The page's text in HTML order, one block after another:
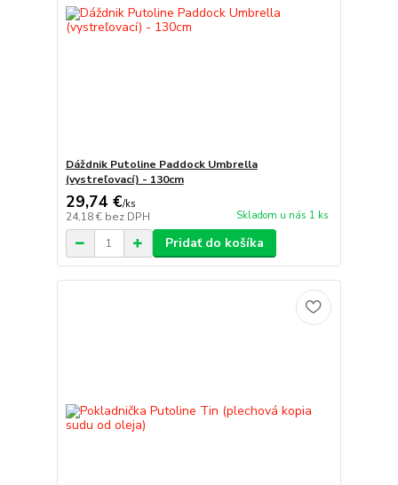
Dáždnik Putoline Paddock Umbrella
(vystreľovací) - 130cm
29,74 €/ks
24,18 € bez DPH Skladom u nás 1 ks
Pridať do košíka